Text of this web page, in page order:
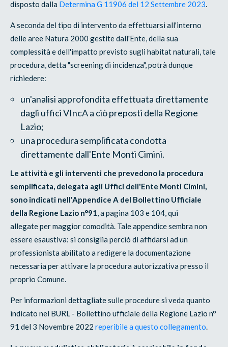
disposto dalla Determina G 11906 del 12 Settembre 2023.
A seconda del tipo di intervento da effettuarsi all'interno
delle aree Natura 2000 gestite dall'Ente, della sua
complessità e dell'impatto previsto sugli habitat naturali, tale
procedura, detta "screening di incidenza", potrà dunque
richiedere:
un'analisi approfondita effettuata direttamente
dagli uffici VIncA a ciò preposti della Regione
Lazio;
una procedura semplificata condotta
direttamente dall'Ente Monti Cimini.
Le attività e gli interventi che prevedono la procedura
semplificata, delegata agli Uffici dell'Ente Monti Cimini,
sono indicati nell'Appendice A del Bollettino Ufficiale
della Regione Lazio n°91, a pagina 103 e 104, qui
allegate per maggior comodità. Tale appendice sembra non
essere esaustiva: si consiglia perciò di affidarsi ad un
professionista abilitato a redigere la documentazione
necessaria per attivare la procedura autorizzativa presso il
proprio Comune.
Per informazioni dettagliate sulle procedure si veda quanto
indicato nel BURL - Bollettino ufficiale della Regione Lazio n°
91 del 3 Novembre 2022reperibile a questo collegamento.